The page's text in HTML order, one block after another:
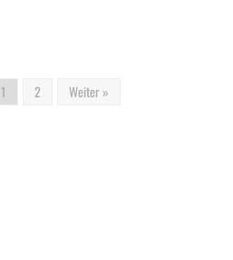
1 2 Weiter »